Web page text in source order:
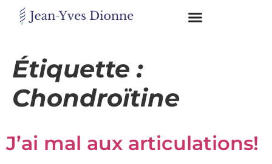
Étiquette :
Chondroïtine
J’ai mal aux articulations!
en
contact
mon
pdf